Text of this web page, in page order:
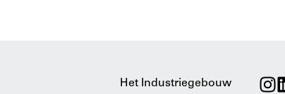
Het Industriegebouw